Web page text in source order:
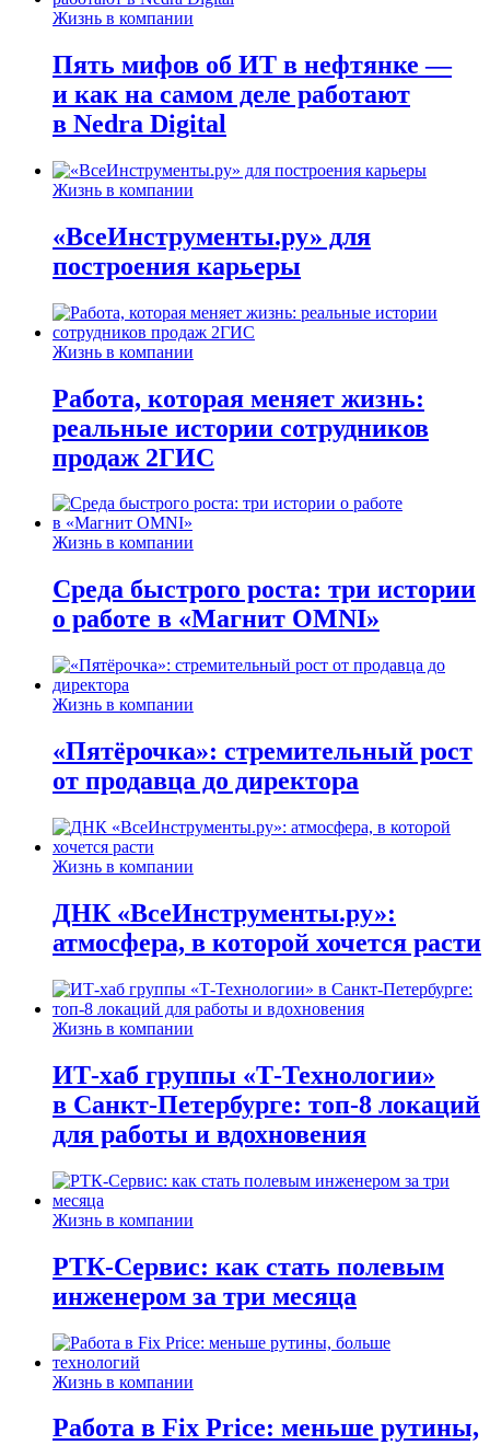
Жизнь в компании
Пять мифов об ИТ в нефтянке —
и как на самом деле работают
в Nedra Digital
Жизнь в компании
«ВсеИнструменты.ру» для
построения карьеры
Жизнь в компании
Работа, которая меняет жизнь:
реальные истории сотрудников
продаж 2ГИС
Жизнь в компании
Среда быстрого роста: три истории
о работе в «Магнит OMNI»
Жизнь в компании
«Пятёрочка»: стремительный рост
от продавца до директора
Жизнь в компании
ДНК «ВсеИнструменты.ру»:
атмосфера, в которой хочется расти
Жизнь в компании
ИТ-хаб группы «Т-Технологии»
в Санкт-Петербурге: топ-8 локаций
для работы и вдохновения
Жизнь в компании
РТК-Сервис: как стать полевым
инженером за три месяца
Жизнь в компании
Работа в Fix Price: меньше рутины,